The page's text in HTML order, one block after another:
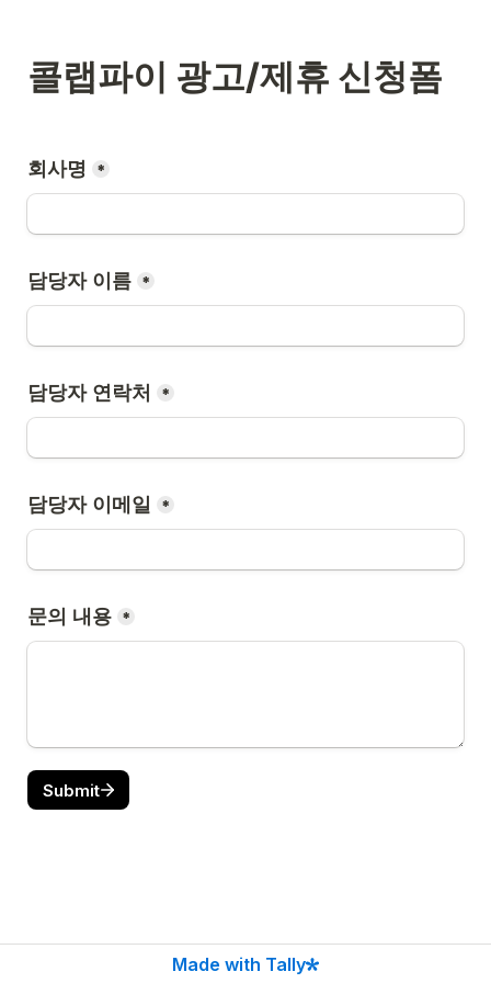
콜랩파이 광고/제휴 신청폼
회사명 *
담당자 이름 *
담당자 연락처 *
담당자 이메일 *
문의 내용 *
Submit
Made with Tally